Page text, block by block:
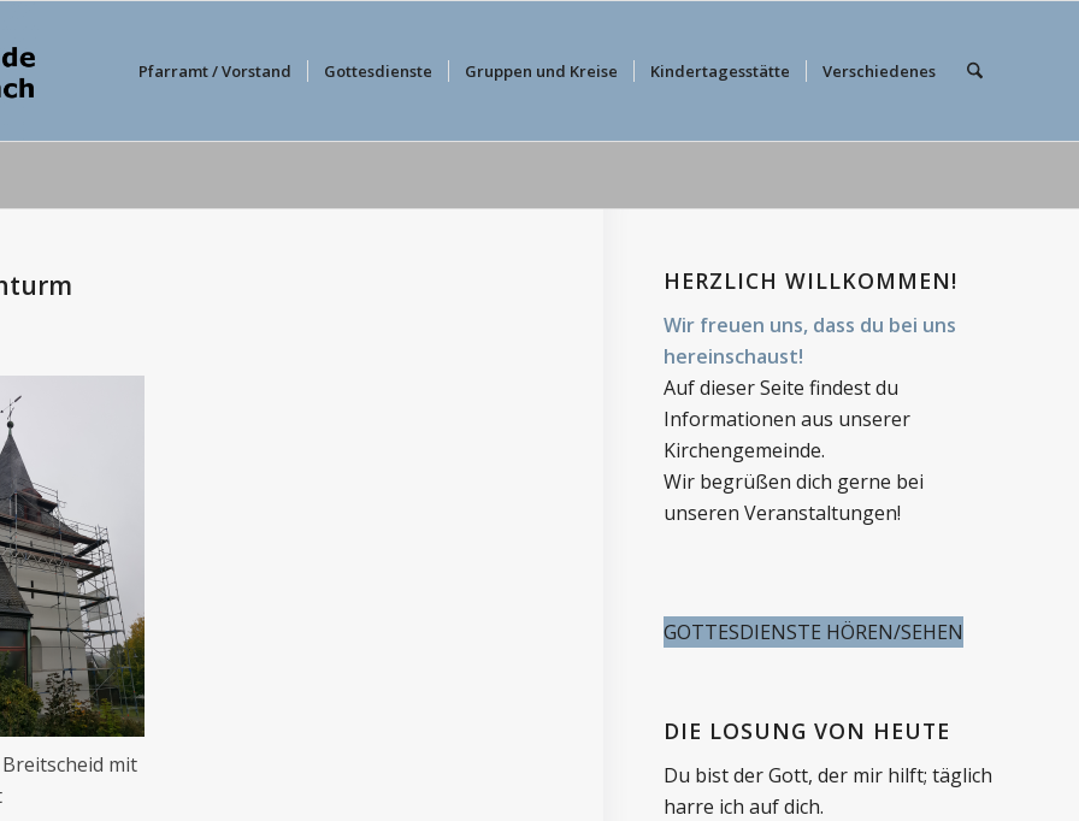
Pfarramt / Vorstand Gottesdienste Gruppen und Kreise Kindertagesstätte Verschiedenes
mit
HERZLICH WILLKOMMEN!
Wir freuen uns, dass du bei uns
hereinschaust!
Auf dieser Seite findest du
Informationen aus unserer
Kirchengemeinde.
Wir begrüßen dich gerne bei
unseren Veranstaltungen!
GOTTESDIENSTE HÖREN/SEHEN
DIE LOSUNG VON HEUTE
Du bist der Gott, der mir hilft; täglich
harre ich auf dich.